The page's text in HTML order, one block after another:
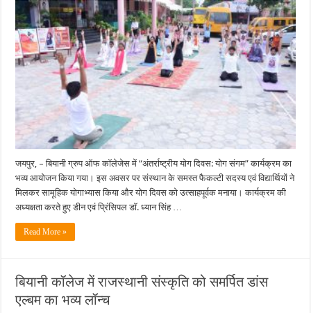
कॉलेज
में
उत्साहपूर्वक
मनाया
गया
अंतर्राष्ट्रीय
योग
दिवस
जयपुर, – बियानी ग्रुप ऑफ कॉलेजेस में “अंतर्राष्ट्रीय योग दिवस: योग संगम” कार्यक्रम का
भव्य आयोजन किया गया। इस अवसर पर संस्थान के समस्त फैकल्टी सदस्य एवं विद्यार्थियों ने
मिलकर सामूहिक योगाभ्यास किया और योग दिवस को उत्साहपूर्वक मनाया। कार्यक्रम की
अध्यक्षता करते हुए डीन एवं प्रिंसिपल डॉ. ध्यान सिंह …
Read More »
बियानी कॉलेज में राजस्थानी संस्कृति को समर्पित डांस
एल्बम का भव्य लॉन्च